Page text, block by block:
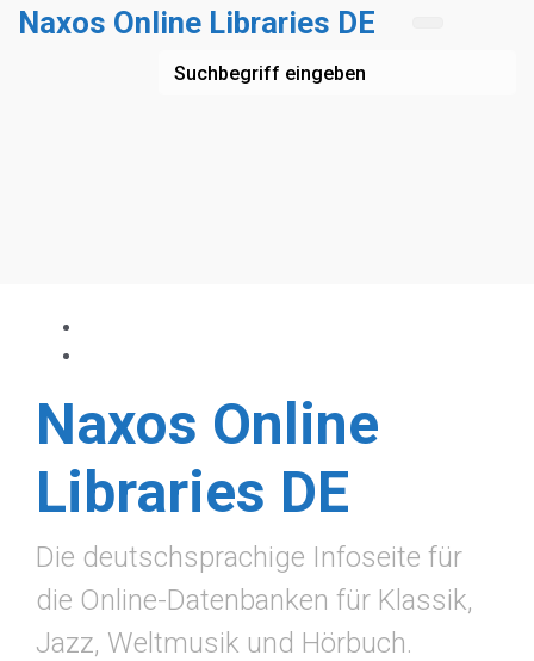
Zum Hauptinhalt springen
Naxos Online Libraries DE
Naxos Online
Libraries DE
Die deutschsprachige Infoseite für
die Online-Datenbanken für Klassik,
Jazz, Weltmusik und Hörbuch.